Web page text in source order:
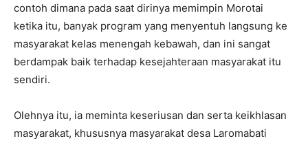
contoh dimana pada saat dirinya memimpin Morotai
ketika itu, banyak program yang menyentuh langsung ke
masyarakat kelas menengah kebawah, dan ini sangat
berdampak baik terhadap kesejahteraan masyarakat itu
sendiri.
Olehnya itu, ia meminta keseriusan dan serta keikhlasan
masyarakat, khususnya masyarakat desa Laromabati